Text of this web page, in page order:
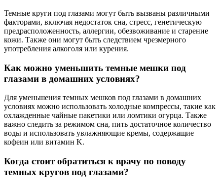
Темные круги под глазами могут быть вызваны различными
факторами, включая недостаток сна, стресс, генетическую
предрасположенность, аллергии, обезвоживание и старение
кожи. Также они могут быть следствием чрезмерного
употребления алкоголя или курения.
Как можно уменьшить темные мешки под
глазами в домашних условиях?
Для уменьшения темных мешков под глазами в домашних
условиях можно использовать холодные компрессы, такие как
охлажденные чайные пакетики или ломтики огурца. Также
важно следить за режимом сна, пить достаточное количество
воды и использовать увлажняющие кремы, содержащие
кофеин или витамин K.
Когда стоит обратиться к врачу по поводу
темных кругов под глазами?